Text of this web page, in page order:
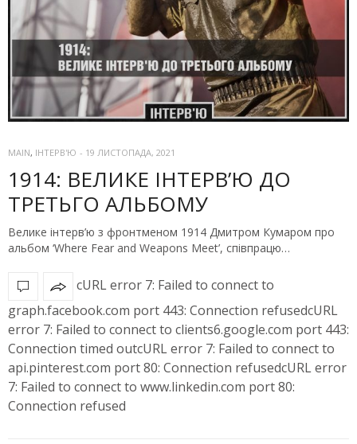
MAIN, ІНТЕРВ'Ю - 19 ЛИСТОПАДА, 2021
1914: ВЕЛИКЕ ІНТЕРВ’Ю ДО
ТРЕТЬГО АЛЬБОМУ
Велике інтерв’ю з фронтменом 1914 Дмитром Кумаром про
альбом ‘Where Fear and Weapons Meet’, співпрацю…
cURL error 7: Failed to connect to
graph.facebook.com port 443: Connection refusedcURL
error 7: Failed to connect to clients6.google.com port 443:
Connection timed outcURL error 7: Failed to connect to
api.pinterest.com port 80: Connection refusedcURL error
7: Failed to connect to www.linkedin.com port 80:
Connection refused